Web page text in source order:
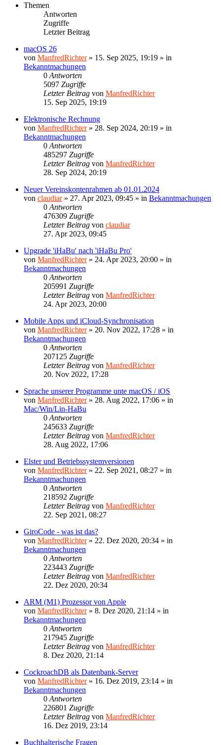
Themen
Antworten
Zugriffe
Letzter Beitrag
macOS 26
von ManfredRichter» 15. Sep 2025, 19:19 » in
Bekanntmachungen
0 Antworten
5097 Zugriffe
Letzter Beitrag von ManfredRichter
15. Sep 2025, 19:19
Elektronische Rechnung
von ManfredRichter» 28. Sep 2024, 20:19 » in
Bekanntmachungen
0 Antworten
485297 Zugriffe
Letzter Beitrag von ManfredRichter
28. Sep 2024, 20:19
Neuer Vereinskontenrahmen ab 01.01.2024
von claudiar» 27. Apr 2023, 09:45 » in Bekanntmachungen
0 Antworten
476309 Zugriffe
Letzter Beitrag von claudiar
27. Apr 2023, 09:45
Upgrade 'iHaBu' nach 'iHaBu Pro'
von ManfredRichter» 24. Apr 2023, 20:00 » in
Bekanntmachungen
0 Antworten
205991 Zugriffe
Letzter Beitrag von ManfredRichter
24. Apr 2023, 20:00
Mobile Apps und iCloud-Synchronisation
von ManfredRichter» 20. Nov 2022, 17:28 » in
Bekanntmachungen
0 Antworten
207125 Zugriffe
Letzter Beitrag von ManfredRichter
20. Nov 2022, 17:28
Sprache unserer Programme unte macOS / iOS
von ManfredRichter» 28. Aug 2022, 17:06 » in
Mac/Win/Lin-HaBu
0 Antworten
245633 Zugriffe
Letzter Beitrag von ManfredRichter
28. Aug 2022, 17:06
Elster und Betriebssystemversionen
von ManfredRichter» 22. Sep 2021, 08:27 » in
Bekanntmachungen
0 Antworten
218592 Zugriffe
Letzter Beitrag von ManfredRichter
22. Sep 2021, 08:27
GiroCode - was ist das?
von ManfredRichter» 22. Dez 2020, 20:34 » in
Bekanntmachungen
0 Antworten
223443 Zugriffe
Letzter Beitrag von ManfredRichter
22. Dez 2020, 20:34
ARM (M1) Prozessor von Apple
von ManfredRichter» 8. Dez 2020, 21:14 » in
Bekanntmachungen
0 Antworten
217945 Zugriffe
Letzter Beitrag von ManfredRichter
8. Dez 2020, 21:14
CockroachDB als Datenbank-Server
von ManfredRichter» 16. Dez 2019, 23:14 » in
Bekanntmachungen
0 Antworten
226801 Zugriffe
Letzter Beitrag von ManfredRichter
16. Dez 2019, 23:14
Buchhalterische Fragen